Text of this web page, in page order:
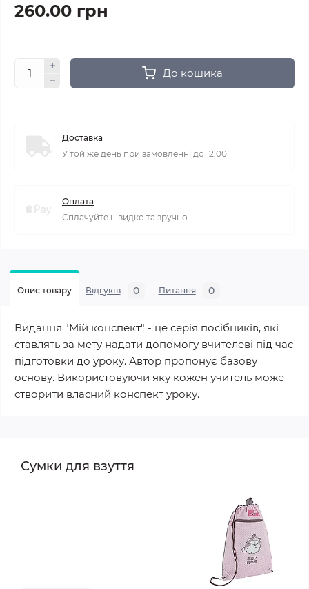
260.00 грн
До кошика
Доставка
У той же день при замовленні до 12:00
Оплата
Сплачуйте швидко та зручно
Опис товару Відгуків 0 Питання 0
Видання "Мій конспект" - це серія посібників, які
ставлять за мету надати допомогу вчителеві під час
підготовки до уроку. Автор пропонує базову
основу. Використовуючи яку кожен учитель може
створити власний конспект уроку.
Сумки для взуття